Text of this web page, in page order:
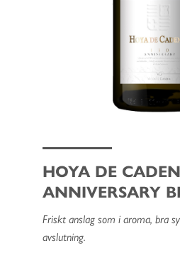
HOYA DE
ANNIVERSARY
Friskt anslag som i aroma, bra
avslutning.